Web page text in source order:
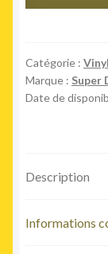
Forme
Vol.
1
Catégorie :
Marque : Super
Date de
Description
Informations